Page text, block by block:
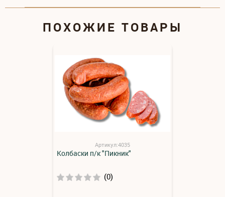
ПОХОЖИЕ ТОВАРЫ
Артикул:4035
Колбаски п/к "Пикник"
(0)